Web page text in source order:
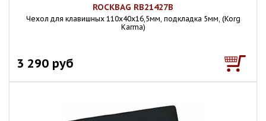
ROCKBAG RB21427B
Чехол для клавишных 110х40х16,5мм, подкладка 5мм, (Korg
Karma)
3 290 руб